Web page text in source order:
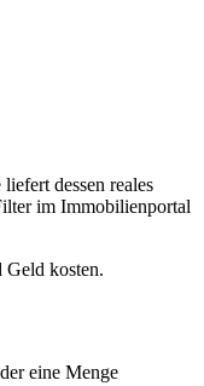
dessen reales
im Immobilienportal
Geld kosten.
eine Menge